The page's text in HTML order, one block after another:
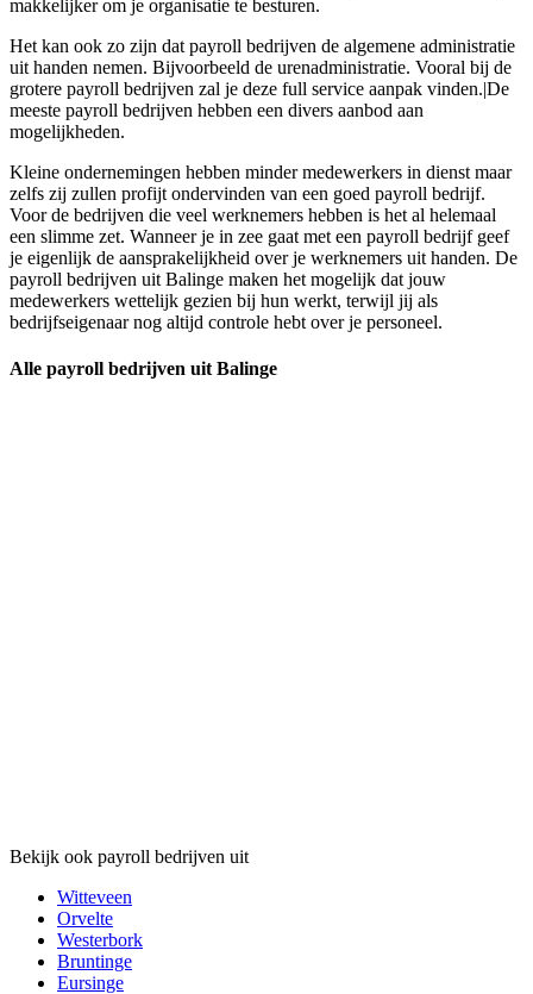
makkelijker om je organisatie te besturen.
Het kan ook zo zijn dat payroll bedrijven de algemene administratie
uit handen nemen. Bijvoorbeeld de urenadministratie. Vooral bij de
grotere payroll bedrijven zal je deze full service aanpak vinden.|De
meeste payroll bedrijven hebben een divers aanbod aan
mogelijkheden.
Kleine ondernemingen hebben minder medewerkers in dienst maar
zelfs zij zullen profijt ondervinden van een goed payroll bedrijf.
Voor de bedrijven die veel werknemers hebben is het al helemaal
een slimme zet. Wanneer je in zee gaat met een payroll bedrijf geef
je eigenlijk de aansprakelijkheid over je werknemers uit handen. De
payroll bedrijven uit Balinge maken het mogelijk dat jouw
medewerkers wettelijk gezien bij hun werkt, terwijl jij als
bedrijfseigenaar nog altijd controle hebt over je personeel.
Alle payroll bedrijven uit Balinge
Bekijk ook payroll bedrijven uit
Witteveen
Orvelte
Westerbork
Bruntinge
Eursinge